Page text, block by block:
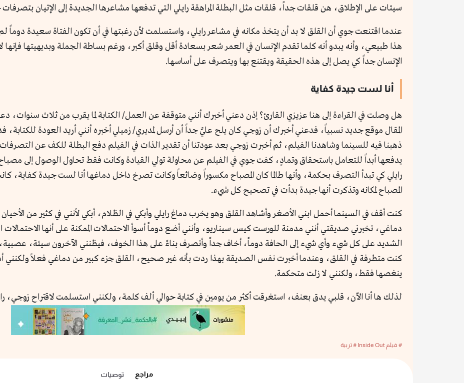
سيئات على الإطلاق، هن قلقات جداً، قلقات مثل البطلة المراهقة رايلي التي تدفعها مشاعرها الجديدة إلى الإتيان
عندما اقتنعت جوي أن القلق لا بد أن يتخذ مكانه في مشاعر رايلي، واستسلمت لأن رغبتها في أن تكون الفتاة سعيدة دوماً
هذا طبيعي، وأنه يبدو أنه كلما تقدم الإنسان في العمر شعر بسعادة أقل وقلق أكبر، ورغم بساطة الجملة وبديهيتها
الإنسان جداً كي يصل إلى هذه الحقيقة ويقتنع بها ويتصرف على أساسها.
أنا لست جيدة كفاية
هل وصلت في القراءة إلى هنا عزيزي القارئ؟ إذن دعني أخبرك أنني متوقفة عن العمل/ الكتابة لما يقرب من ثلاث سنوات،
المقال موقع جديد نسبياً، فدعني أخبرك أن زوجي كان يلح عليَّ جداً أن أرسل لمديري/ زميلي أخبره أنني أريد العودة
ذهبنا فيه للسينما وشاهدنا الفيلم، ثم أخبرت زوجي بعد عودتنا أن تقدير الذات في الفيلم دفع البطلة للكف عن التصرفات
يدفعها أبداً للتعامل باستحقاق وتمادٍ، كفت جوي في الفيلم عن محاولة تولي القيادة وكانت فقط تحاول الوصول إلى
رايلي كي تبدأ التصرف بحكمة، وأنها طالما كان المصباح مكسوراً وضائعاً وكانت تصرخ داخل دماغها أنا لست جيدة كفاية،
المصباح لمكانه وتذكرت أنها جيدة بدأت في تصحيح كل شيء.
كنت أقف في السينما أحمل ابني الأصغر وأشاهد القلق وهو يخرب دماغ رايلي وأبكي في الظلام، أبكي لأنني في كثير من
دماغي، تخبرني صديقتي أنني مدمنة للورست كيس سيناريو، وأنني أضع دوماً أسوأ الاحتمالات الممكنة على أنها الاحتمالات
الشديد على كل شيء وأي شيء إلى الحافة دوماً، أخاف جداً وأتصرف بناءً على هذا الخوف، فيظنني الآخرون سيئة،
كنت متطرفة في القلق، وعندما أخبرت نفس الصديقة بهذا ردت بأنه غير صحيح، القلق جزء كبير من دماغي فعلاً ولكنني
ينغصها فقط، ولكنني لا زلت متحكمة.
لذلك ها أنا الآن، قلبي يدق بعنف، استغرقت أكثر من يومين في كتابة حوالي ألف كلمة، ولكنني استسلمت لاقتراح
# فيلم Inside Out # تربية
مراجع توصيات